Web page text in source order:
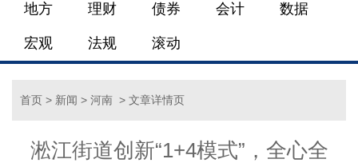
地方 理财 债券 会计 数据
宏观 法规 滚动
首页 > 新闻 > 河南 > 文章详情页
淞江街道创新“1+4模式”，全心全